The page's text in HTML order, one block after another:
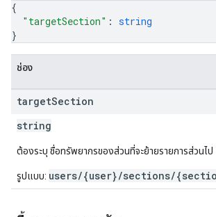
{
"targetSection" : string
}
ช่อง
targetSection
string
ต้องระบุ ชื่อทรัพยากรของส่วนที่จะย้ายรายการส่วนไป
รูปแบบ: users/{user}/sections/